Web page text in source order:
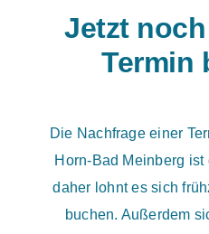
Jetzt
Termin
Die Nachfrage einer
Horn-Bad Meinberg
daher lohnt es sich
buchen. Außerdem